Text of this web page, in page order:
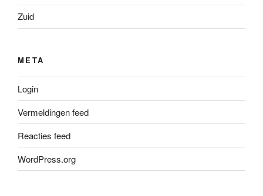
Zuid
META
Login
Vermeldingen feed
Reacties feed
WordPress.org